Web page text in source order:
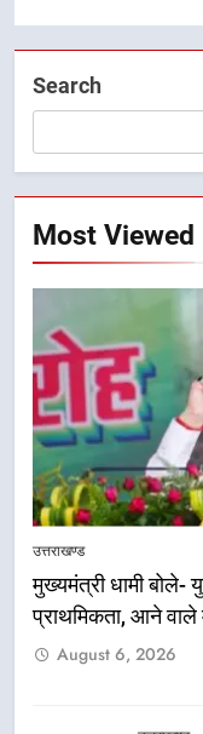
Search
Most Viewed
उत्तराखण्ड
मुख्यमंत्री धामी बोले-
प्राथमिकता, आने वाले
August 6, 2026